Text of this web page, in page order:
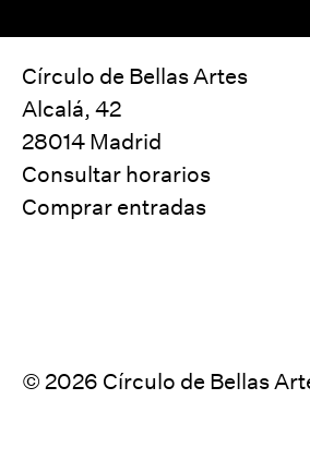
Círculo de Bellas Artes
Alcalá, 42
28014 Madrid
Consultar horarios
Comprar entradas
© 2026 Círculo de Bellas